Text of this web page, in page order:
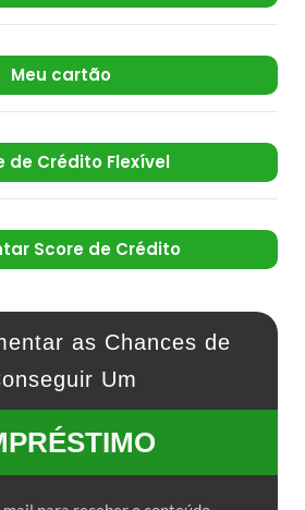
Meu cartão
de Crédito Flexível
Score de Crédito
as Chances de
Um